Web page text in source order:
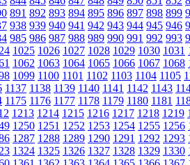
891 892 893 894 895 896 897 898 899
938 939 940 941 942 943 944 945 946
985 986 987 988 989 990 991 992 993
1025 1026 1027 1028 1029 1030 1031
1062 1063 1064 1065 1066 1067 1068
1099 1100 1101 1102 1103 1104 1105
1137 1138 1139 1140 1141 1142 1143
1175 1176 1177 1178 1179 1180 1181
1213 1214 1215 1216 1217 1218 1219
1250 1251 1252 1253 1254 1255 1256
1287 1288 1289 1290 1291 1292 1293
1324 1325 1326 1327 1328 1329 1330